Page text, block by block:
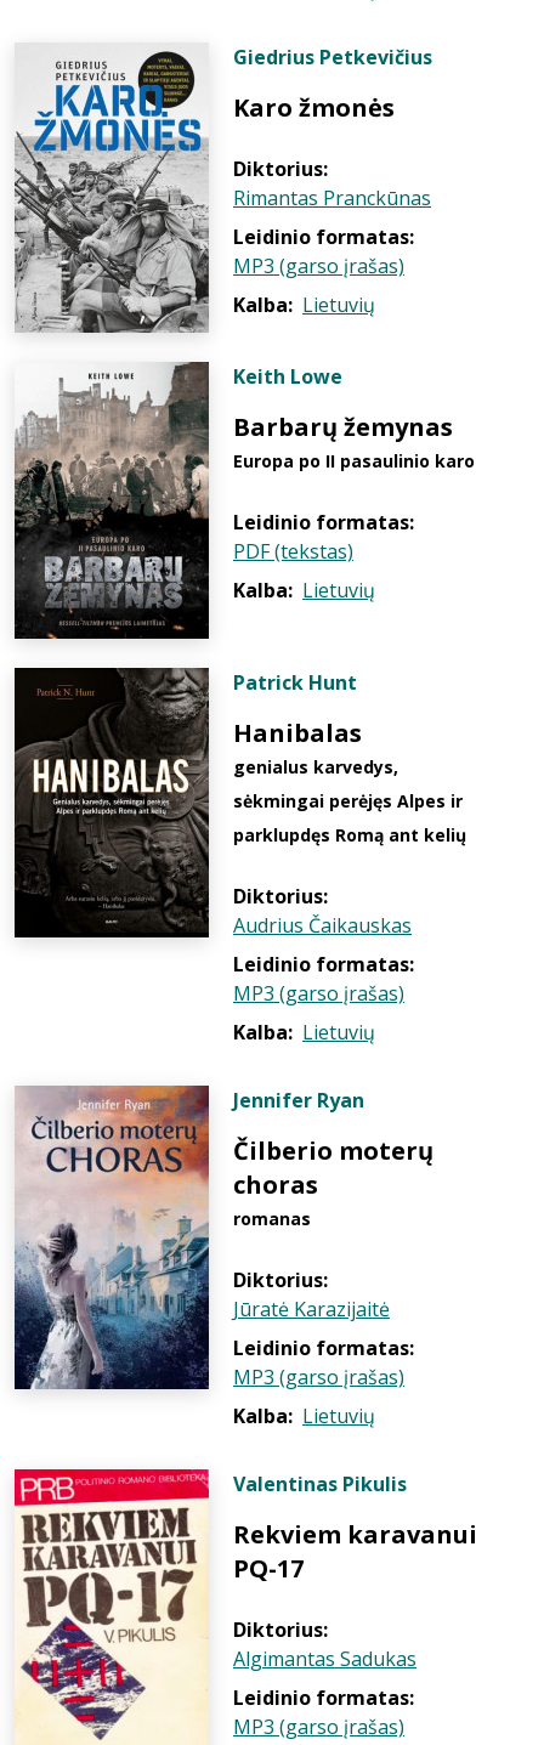
Giedrius Petkevičius
Karo žmonės
Diktorius:
Rimantas Pranckūnas
Leidinio formatas:
MP3 (garso įrašas)
Kalba: Lietuvių
Keith Lowe
Barbarų žemynas
Europa po II pasaulinio karo
Leidinio formatas:
PDF (tekstas)
Kalba: Lietuvių
Patrick Hunt
Hanibalas
genialus karvedys,
sėkmingai perėjęs Alpes ir
parklupdęs Romą ant kelių
Diktorius:
Audrius Čaikauskas
Leidinio formatas:
MP3 (garso įrašas)
Kalba: Lietuvių
Jennifer Ryan
Čilberio moterų
choras
romanas
Diktorius:
Jūratė Karazijaitė
Leidinio formatas:
MP3 (garso įrašas)
Kalba: Lietuvių
Valentinas Pikulis
Rekviem karavanui
PQ-17
Diktorius:
Algimantas Sadukas
Leidinio formatas:
MP3 (garso įrašas)